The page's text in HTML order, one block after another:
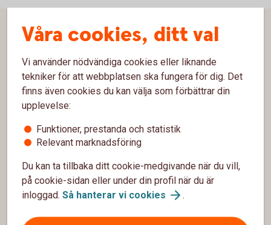
Våra cookies, ditt val
Vi använder nödvändiga cookies eller liknande
tekniker för att webbplatsen ska fungera för dig. Det
finns även cookies du kan välja som förbättrar din
upplevelse:
Funktioner, prestanda och statistik
Relevant marknadsföring
Du kan ta tillbaka ditt cookie-medgivande när du vill,
på cookie-sidan eller under din profil när du är
inloggad. Så hanterar vi cookies .
Sidfot
Hitta snabbt
Kontakta oss
Spärrhjälp
Bli kund
Priser, räntor och kurser
Om oss